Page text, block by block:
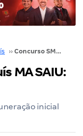
›› Concurso SMTT São Luís MA SAIU: provas remarcadas!
MA SAIU:
inicial